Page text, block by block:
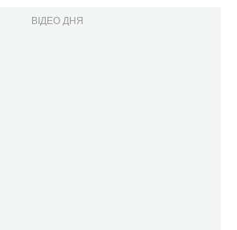
ВІДЕО ДНЯ